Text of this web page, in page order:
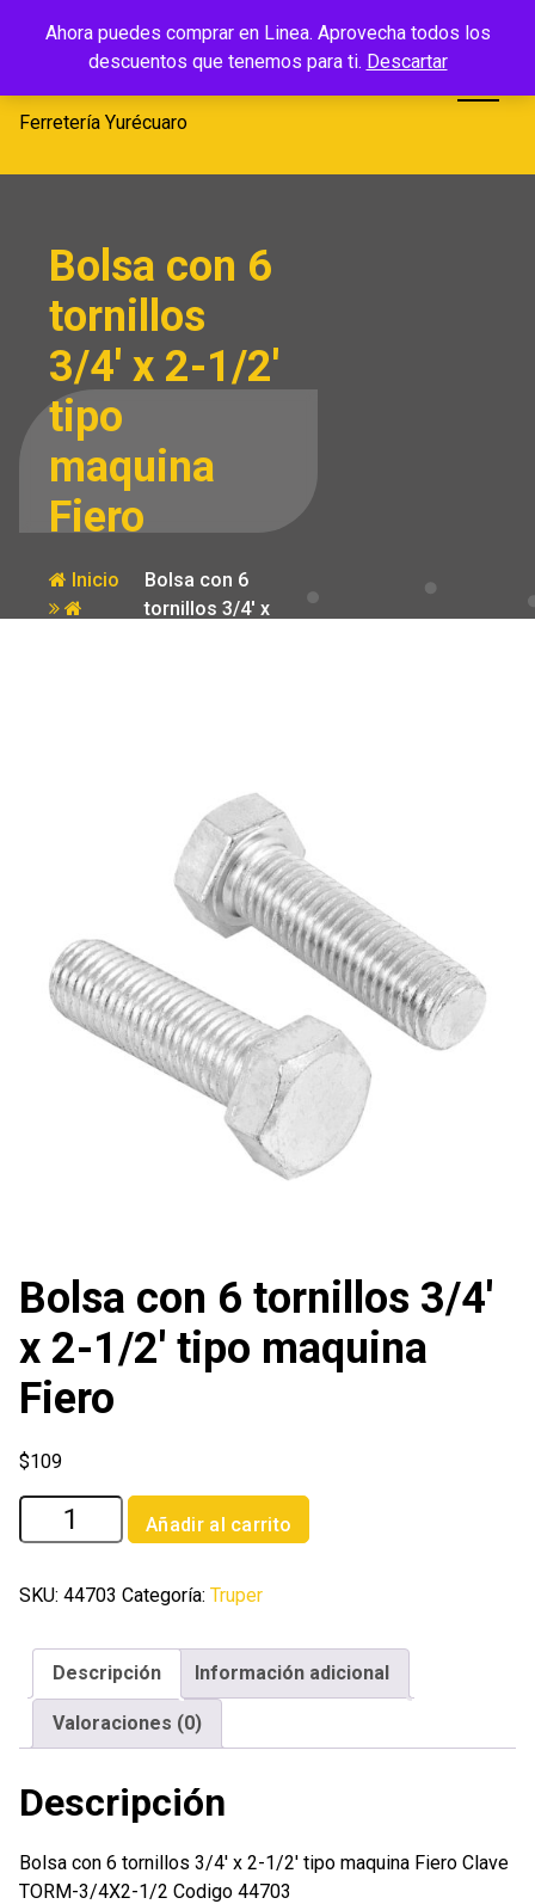
Ahora puedes comprar en Linea. Aprovecha todos los
descuentos que tenemos para ti. Descartar
Ferretería
Yurécuaro
Ferretería Yurécuaro
Bolsa con 6
tornillos
3/4′ x 2-1/2′
tipo
maquina
Fiero
Inicio
Bolsa con 6
tornillos 3/4′ x
Bolsa con 6 tornillos 3/4′
x 2-1/2′ tipo maquina
Fiero
$109
Bolsa
con
tornillos
1/2'
Fiero
cantidad
Añadir al carrito
SKU: 44703 Categoría: Truper
Descripción Información adicional
Valoraciones (0)
Descripción
Bolsa con 6 tornillos 3/4′ x 2-1/2′ tipo maquina Fiero Clave
TORM-3/4X2-1/2 Codigo 44703